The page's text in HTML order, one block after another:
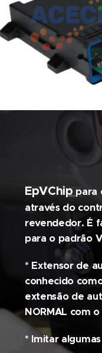
EpVChip para
através do
revendedor. É
para o padrão
* Extensor de
conhecido
extensão de
NORMAL com
* Imitar